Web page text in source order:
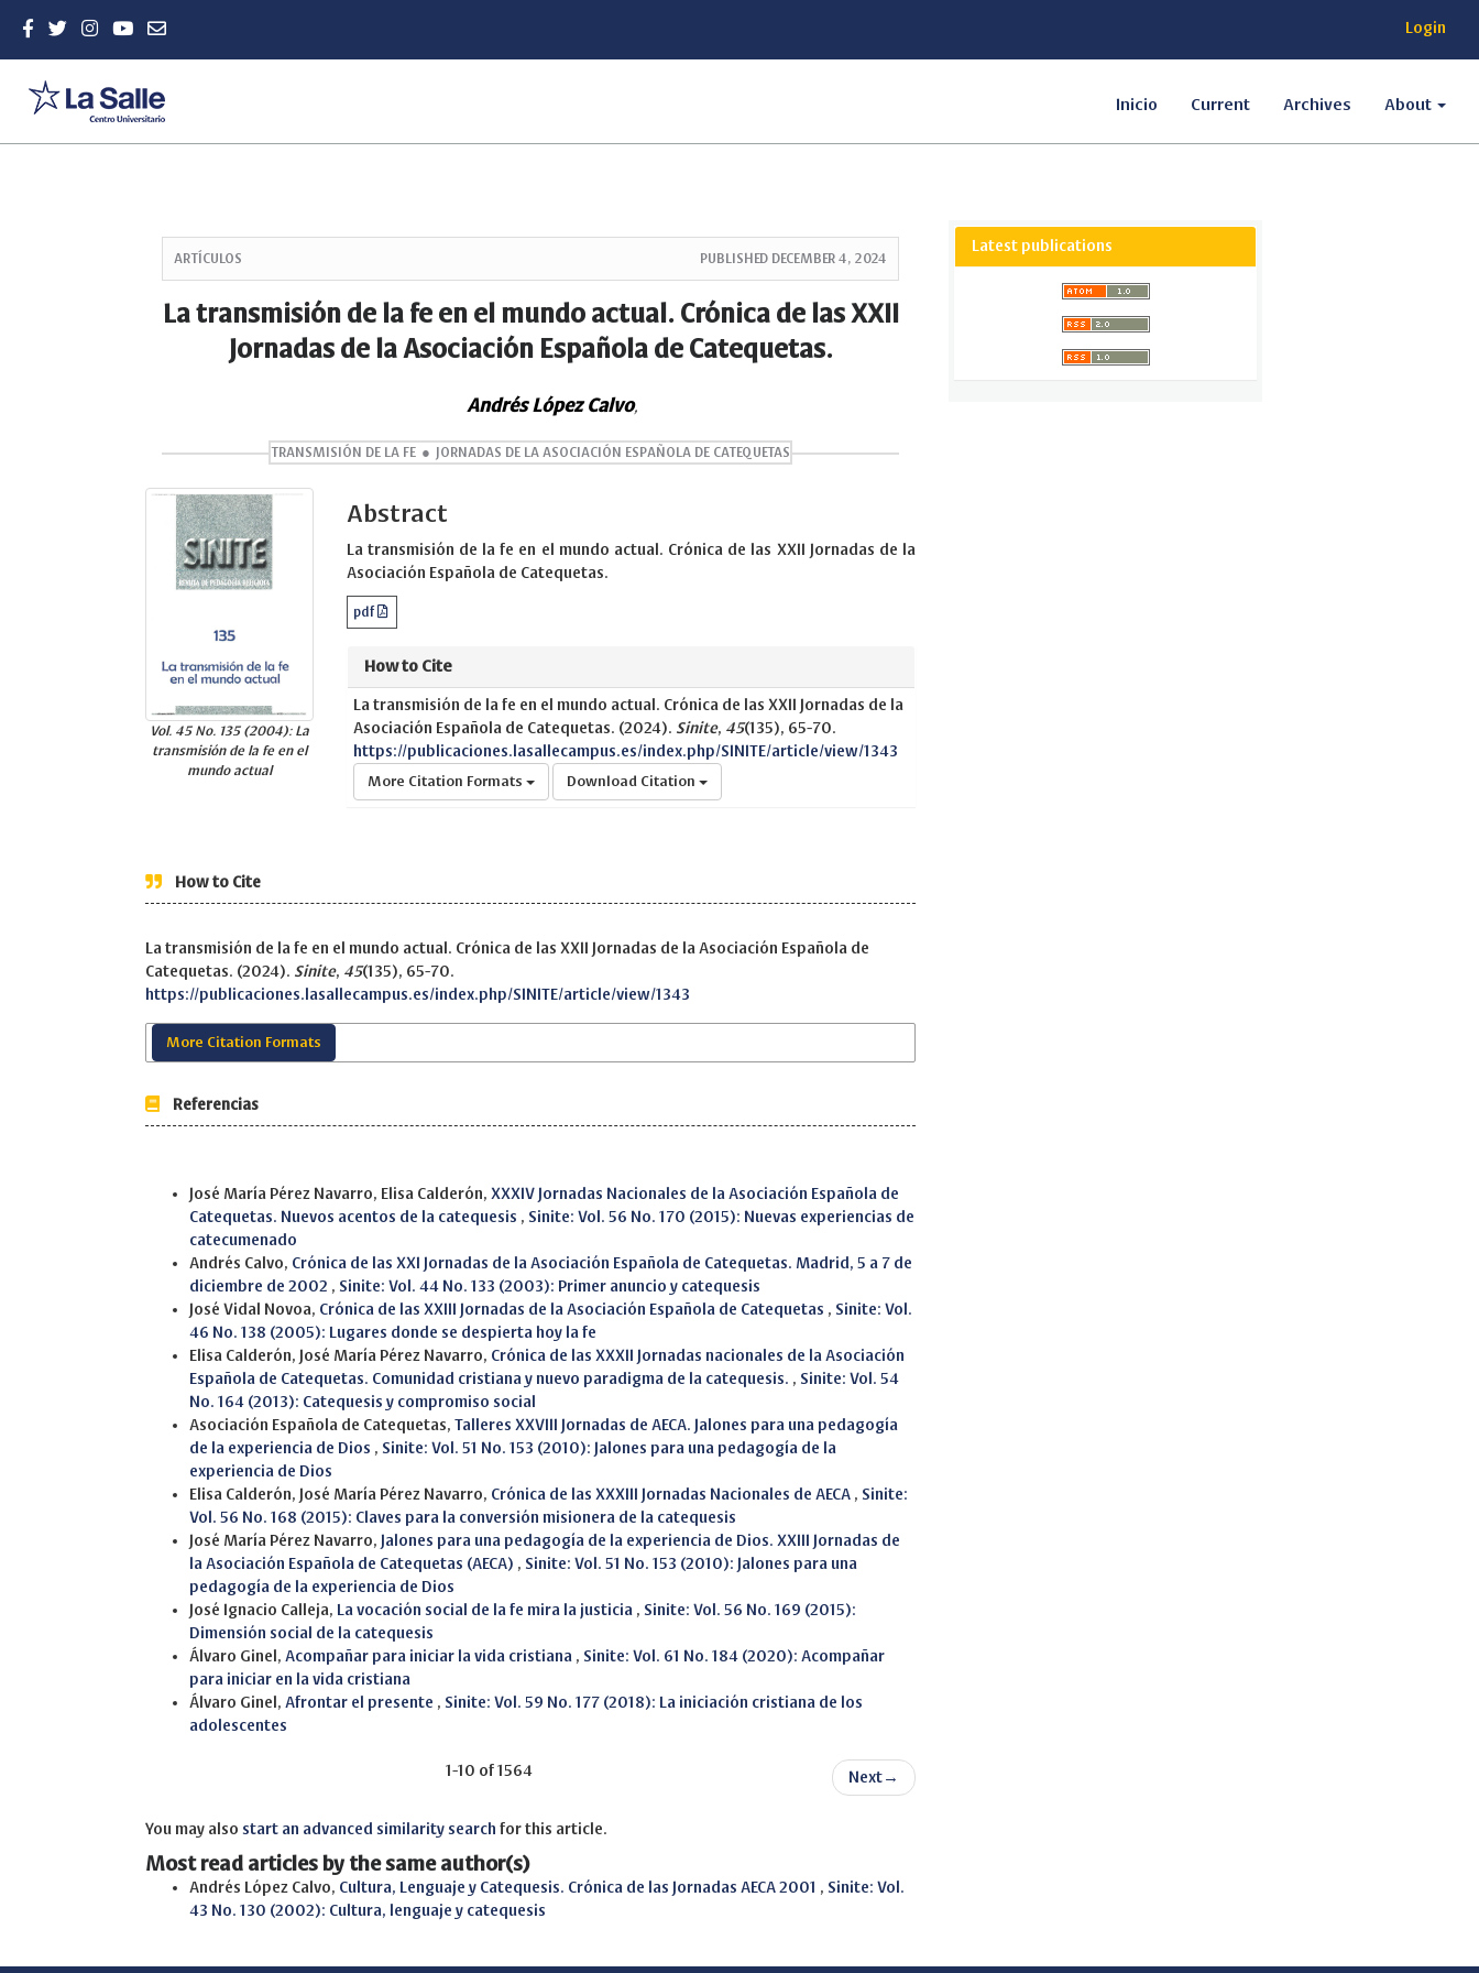
Login
Inicio Current Archives About
ARTÍCULOS PUBLISHED DECEMBER 4, 2024
La transmisión de la fe en el mundo actual. Crónica de las XXII
Jornadas de la Asociación Española de Catequetas.
Andrés López Calvo,
TRANSMISIÓN DE LA FE JORNADAS DE LA ASOCIACIÓN ESPAÑOLA DE CATEQUETAS
Vol. 45 No. 135 (2004): La
transmisión de la fe en el
mundo actual
Abstract
La transmisión de la fe en el mundo actual. Crónica de las XXII Jornadas de la
Asociación Española de Catequetas.
pdf
How to Cite
La transmisión de la fe en el mundo actual. Crónica de las XXII Jornadas de la
Asociación Española de Catequetas. (2024). Sinite, 45(135), 65-70.
https://publicaciones.lasallecampus.es/index.php/SINITE/article/view/1343
More Citation Formats Download Citation
How to Cite
La transmisión de la fe en el mundo actual. Crónica de las XXII Jornadas de la Asociación Española de
Catequetas. (2024). Sinite, 45(135), 65-70.
https://publicaciones.lasallecampus.es/index.php/SINITE/article/view/1343
More Citation Formats
Referencias
José María Pérez Navarro, Elisa Calderón, XXXIV Jornadas Nacionales de la Asociación Española de
Catequetas. Nuevos acentos de la catequesis , Sinite: Vol. 56 No. 170 (2015): Nuevas experiencias de
catecumenado
Andrés Calvo, Crónica de las XXI Jornadas de la Asociación Española de Catequetas. Madrid, 5 a 7 de
diciembre de 2002 , Sinite: Vol. 44 No. 133 (2003): Primer anuncio y catequesis
José Vidal Novoa, Crónica de las XXIII Jornadas de la Asociación Española de Catequetas , Sinite: Vol.
46 No. 138 (2005): Lugares donde se despierta hoy la fe
Elisa Calderón, José María Pérez Navarro, Crónica de las XXXII Jornadas nacionales de la Asociación
Española de Catequetas. Comunidad cristiana y nuevo paradigma de la catequesis. , Sinite: Vol. 54
No. 164 (2013): Catequesis y compromiso social
Asociación Española de Catequetas, Talleres XXVIII Jornadas de AECA. Jalones para una pedagogía
de la experiencia de Dios , Sinite: Vol. 51 No. 153 (2010): Jalones para una pedagogía de la
experiencia de Dios
Elisa Calderón, José María Pérez Navarro, Crónica de las XXXIII Jornadas Nacionales de AECA , Sinite:
Vol. 56 No. 168 (2015): Claves para la conversión misionera de la catequesis
José María Pérez Navarro, Jalones para una pedagogía de la experiencia de Dios. XXIII Jornadas de
la Asociación Española de Catequetas (AECA) , Sinite: Vol. 51 No. 153 (2010): Jalones para una
pedagogía de la experiencia de Dios
José Ignacio Calleja, La vocación social de la fe mira la justicia , Sinite: Vol. 56 No. 169 (2015):
Dimensión social de la catequesis
Álvaro Ginel, Acompañar para iniciar la vida cristiana , Sinite: Vol. 61 No. 184 (2020): Acompañar
para iniciar en la vida cristiana
Álvaro Ginel, Afrontar el presente , Sinite: Vol. 59 No. 177 (2018): La iniciación cristiana de los
adolescentes
1-10 of 1564 Next →
You may also start an advanced similarity search for this article.
Most read articles by the same author(s)
Andrés López Calvo, Cultura, Lenguaje y Catequesis. Crónica de las Jornadas AECA 2001 , Sinite: Vol.
43 No. 130 (2002): Cultura, lenguaje y catequesis
Latest publications